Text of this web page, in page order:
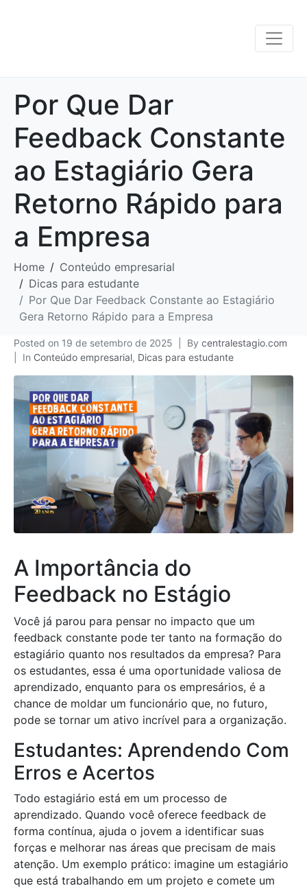
Por Que Dar
Feedback Constante
ao Estagiário Gera
Retorno Rápido para
a Empresa
Home
Conteúdo empresarial
Dicas para estudante
Por Que Dar Feedback Constante ao Estagiário
Gera Retorno Rápido para a Empresa
Posted on 19 de setembro de 2025 By centralestagio.com
In Conteúdo empresarial, Dicas para estudante
A Importância do
Feedback no Estágio
Você já parou para pensar no impacto que um
feedback constante pode ter tanto na formação do
estagiário quanto nos resultados da empresa? Para
os estudantes, essa é uma oportunidade valiosa de
aprendizado, enquanto para os empresários, é a
chance de moldar um funcionário que, no futuro,
pode se tornar um ativo incrível para a organização.
Estudantes: Aprendendo Com
Erros e Acertos
Todo estagiário está em um processo de
aprendizado. Quando você oferece feedback de
forma contínua, ajuda o jovem a identificar suas
forças e melhorar nas áreas que precisam de mais
atenção. Um exemplo prático: imagine um estagiário
que está trabalhando em um projeto e comete um